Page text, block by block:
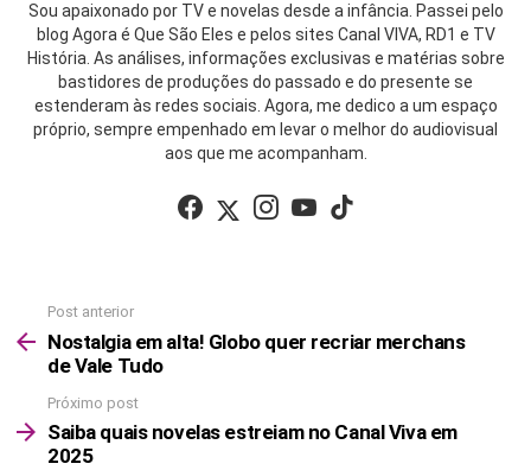
Sou apaixonado por TV e novelas desde a infância. Passei pelo
blog Agora é Que São Eles e pelos sites Canal VIVA, RD1 e TV
História. As análises, informações exclusivas e matérias sobre
bastidores de produções do passado e do presente se
estenderam às redes sociais. Agora, me dedico a um espaço
próprio, sempre empenhado em levar o melhor do audiovisual
aos que me acompanham.
facebooktwitterinstagramyoutube
more
Post anterior
Nostalgia em alta! Globo quer recriar merchans
de Vale Tudo
Próximo post
Saiba quais novelas estreiam no Canal Viva em
2025